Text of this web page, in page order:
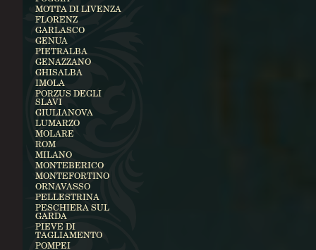
MOTTA DI LIVENZA
FLORENZ
GARLASCO
GENUA
PIETRALBA
GENAZZANO
GHISALBA
IMOLA
PORZUS DEGLI
SLAVI
GIULIANOVA
LUMARZO
MOLARE
ROM
MILANO
MONTEBERICO
MONTEFORTINO
ORNAVASSO
PELLESTRINA
PESCHIERA SUL
GARDA
PIEVE DI
TAGLIAMENTO
POMPEI